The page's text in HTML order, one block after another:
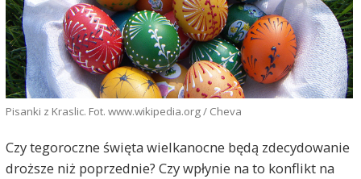
Pisanki z Kraslic. Fot. www.wikipedia.org / Cheva
Czy tegoroczne święta wielkanocne będą zdecydowanie
droższe niż poprzednie? Czy wpłynie na to konflikt na